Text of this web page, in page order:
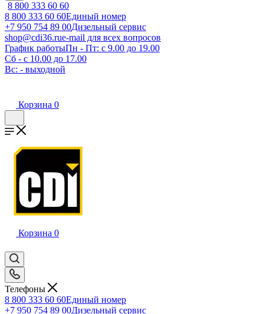
8 800 333 60 60
8 800 333 60 60Единый номер
+7 950 754 89 00Дизельный сервис
shop@cdi36.rue-mail для всех вопросов
График работыПн - Пт: с 9.00 до 19.00
Сб - с 10.00 до 17.00
Вс: - выходной
Корзина 0
Корзина 0
Телефоны
8 800 333 60 60Единый номер
+7 950 754 89 00Дизельный сервис